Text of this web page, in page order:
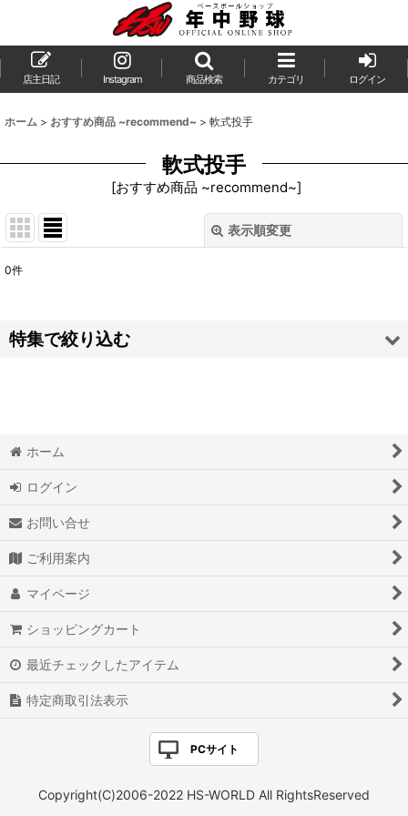
店主日記 Instagram 商品検索 カテゴリ ログイン
ホーム > おすすめ商品 ~recommend~ > 軟式投手
軟式投手
[おすすめ商品 ~recommend~]
表示順変更
並び順:
0件
特集で絞り込む
軟式捕手
軟式一塁手
軟式内野手
ホーム
ログイン
お問い合せ
ご利用案内
マイページ
ショッピングカート
最近チェックしたアイテム
特定商取引法表示
PCサイト
Copyright(C)2006-2022 HS-WORLD All RightsReserved